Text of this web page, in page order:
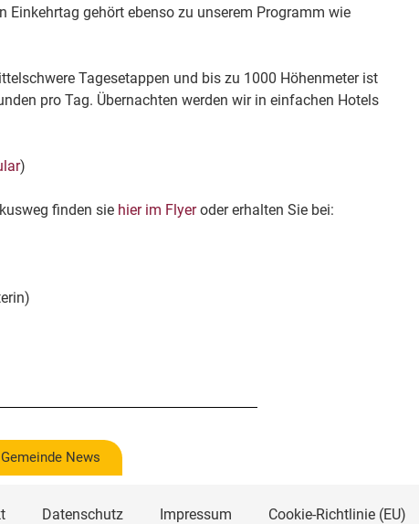
Einkehrtag gehört ebenso zu unserem Programm wie
Tagesetappen und bis zu 1000 Höhenmeter ist
pro Tag. Übernachten werden wir in einfachen Hotels
)
finden sie hier im Flyeroder erhalten Sie bei:
News
Datenschutz Impressum Cookie-Richtlinie (EU)